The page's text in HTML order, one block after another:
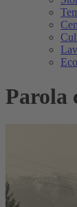
Parola